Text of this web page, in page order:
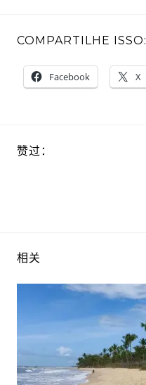
COMPARTILHE ISSO:
Facebook X
赞过：
相关